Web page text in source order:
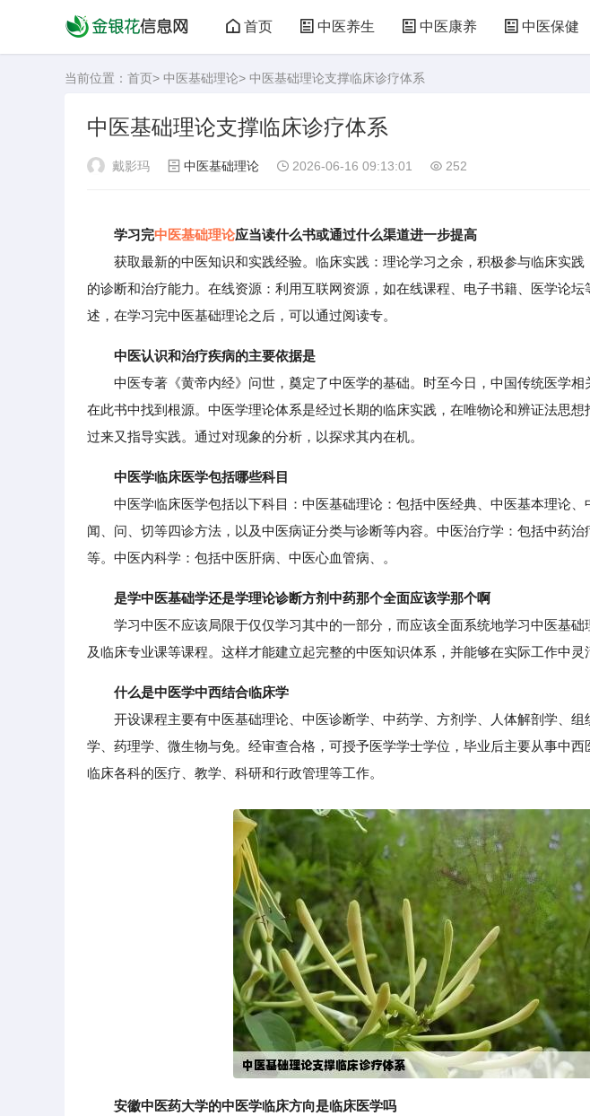
首页 中医养生 中医康养 中医保健
当前位置： 首页> 中医基础理论> 中医基础理论支撑临床诊疗体系
中医基础理论支撑临床诊疗体系
戴影玛 中医基础理论 2026-06-16 09:13:01 252
学习完中医基础理论应当读什么书或通过什么渠道进一步提高
获取最新的中医知识和实践经验。临床实践：理论学习之余，积极参与临床实践
的诊断和治疗能力。在线资源：利用互联网资源，如在线课程、电子书籍、医学论
述，在学习完中医基础理论之后，可以通过阅读专。
中医认识和治疗疾病的主要依据是
中医专著《黄帝内经》问世，奠定了中医学的基础。时至今日，中国传统医学相
在此书中找到根源。中医学理论体系是经过长期的临床实践，在唯物论和辨证法思
过来又指导实践。通过对现象的分析，以探求其内在机。
中医学临床医学包括哪些科目
中医学临床医学包括以下科目：中医基础理论：包括中医经典、中医基本理论、
闻、问、切等四诊方法，以及中医病证分类与诊断等内容。中医治疗学：包括中药
等。中医内科学：包括中医肝病、中医心血管病、。
是学中医基础学还是学理论诊断方剂中药那个全面应该学那个啊
学习中医不应该局限于仅仅学习其中的一部分，而应该全面系统地学习中医基础
及临床专业课等课程。这样才能建立起完整的中医知识体系，并能够在实际工作中灵
什么是中医学中西结合临床学
开设课程主要有中医基础理论、中医诊断学、中药学、方剂学、人体解剖学、组
学、药理学、微生物与免。经审查合格，可授予医学学士学位，毕业后主要从事中
临床各科的医疗、教学、科研和行政管理等工作。
安徽中医药大学的中医学临床方向是临床医学吗